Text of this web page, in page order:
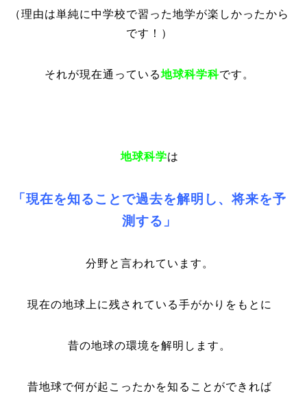
（理由は単純に中学校で習った地学が楽しかったから
です！）
それが現在通っている地球科学科です。
地球科学は
「現在を知ることで過去を解明し、将来を予
測する」
分野と言われています。
現在の地球上に残されている手がかりをもとに
昔の地球の環境を解明します。
昔地球で何が起こったかを知ることができれば